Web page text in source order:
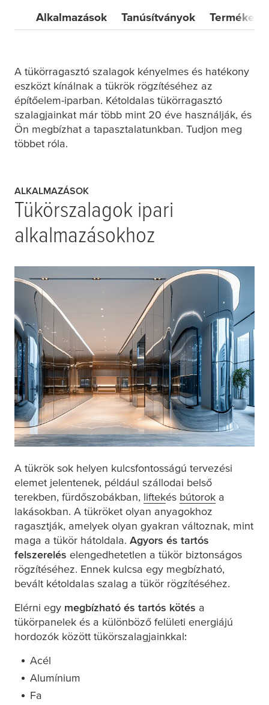
Alkalmazások Tanúsítványok Termékek
A tükörragasztó szalagok kényelmes és hatékony
eszközt kínálnak a tükrök rögzítéséhez az
építőelem-iparban. Kétoldalas tükörragasztó
szalagjainkat már több mint 20 éve használják, és
Ön megbízhat a tapasztalatunkban. Tudjon meg
többet róla.
ALKALMAZÁSOK
Tükörszalagok ipari
alkalmazásokhoz
A tükrök sok helyen kulcsfontosságú tervezési
elemet jelentenek, például szállodai belső
terekben, fürdőszobákban, liftekés bútorok a
lakásokban. A tükröket olyan anyagokhoz
ragasztják, amelyek olyan gyakran változnak, mint
maga a tükör hátoldala. Agyors és tartós
felszerelés elengedhetetlen a tükör biztonságos
rögzítéséhez. Ennek kulcsa egy megbízható,
bevált kétoldalas szalag a tükör rögzítéséhez.
Elérni egy megbízható és tartós kötés a
tükörpanelek és a különböző felületi energiájú
hordozók között tükörszalagjainkkal:
Acél
Alumínium
Fa